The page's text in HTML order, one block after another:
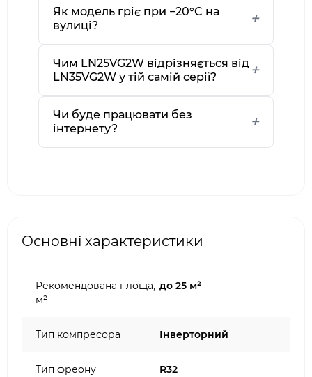
Як модель гріє при −20°C на
вулиці?
Чим LN25VG2W відрізняється від
LN35VG2W у тій самій серії?
Чи буде працювати без
інтернету?
Основні характеристики
Рекомендована площа,
м²
до 25 м²
Тип компресора Інверторний
Тип фреону R32